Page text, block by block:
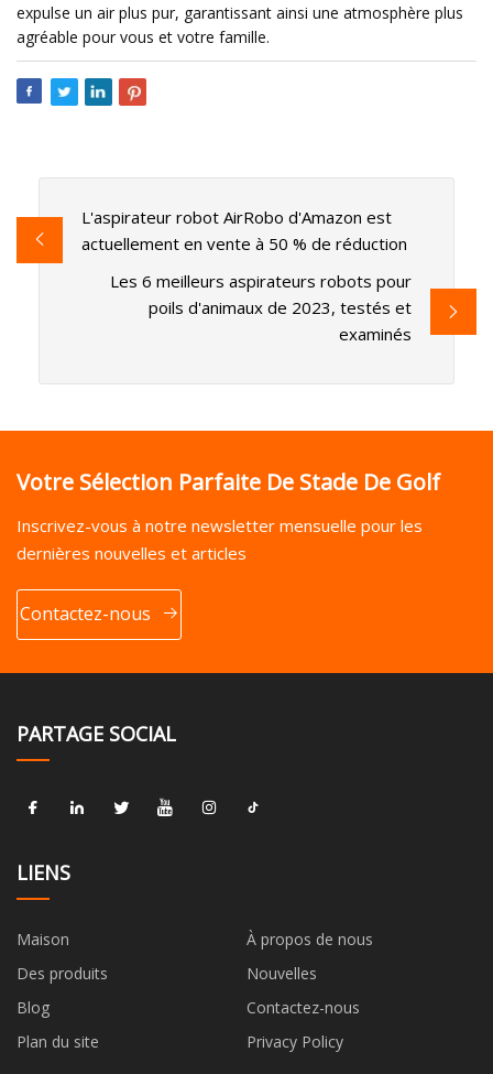
expulse un air plus pur, garantissant ainsi une atmosphère plus
agréable pour vous et votre famille.
L'aspirateur robot AirRobo d'Amazon est
actuellement en vente à 50 % de réduction
Les 6 meilleurs aspirateurs robots pour
poils d'animaux de 2023, testés et
examinés
Votre Sélection Parfaite De Stade De Golf
Inscrivez-vous à notre newsletter mensuelle pour les
dernières nouvelles et articles
Contactez-nous
PARTAGE SOCIAL
LIENS
Maison
À propos de nous
Des produits
Nouvelles
Blog
Contactez-nous
Plan du site
Privacy Policy